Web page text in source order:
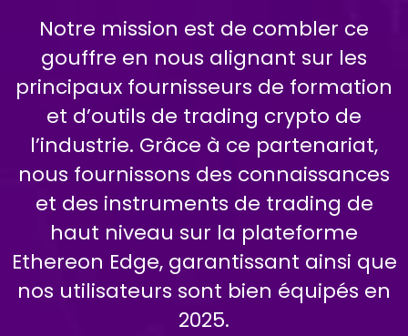
Notre mission est de combler ce
gouffre en nous alignant sur les
principaux fournisseurs de formation
et d’outils de trading crypto de
l’industrie. Grâce à ce partenariat,
nous fournissons des connaissances
et des instruments de trading de
haut niveau sur la plateforme
Ethereon Edge, garantissant ainsi que
nos utilisateurs sont bien équipés en
2025.